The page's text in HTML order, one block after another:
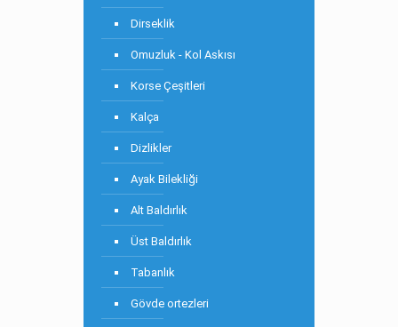
Dirseklik
Omuzluk - Kol Askısı
Korse Çeşitleri
Kalça
Dizlikler
Ayak Bilekliği
Alt Baldırlık
Üst Baldırlık
Tabanlık
Gövde ortezleri